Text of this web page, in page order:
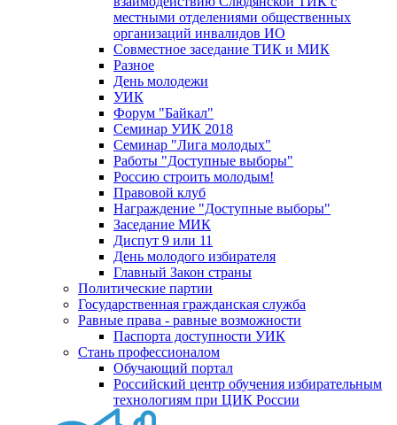
местными отделениями общественных
организаций инвалидов ИО
Совместное заседание ТИК и МИК
Разное
День молодежи
УИК
Форум "Байкал"
Семинар УИК 2018
Семинар "Лига молодых"
Работы "Доступные выборы"
Россию строить молодым!
Правовой клуб
Награждение "Доступные выборы"
Заседание МИК
Диспут 9 или 11
День молодого избирателя
Главный Закон страны
Политические партии
Государственная гражданская служба
Равные права - равные возможности
Паспорта доступности УИК
Стань профессионалом
Обучающий портал
Российский центр обучения избирательным
технологиям при ЦИК России